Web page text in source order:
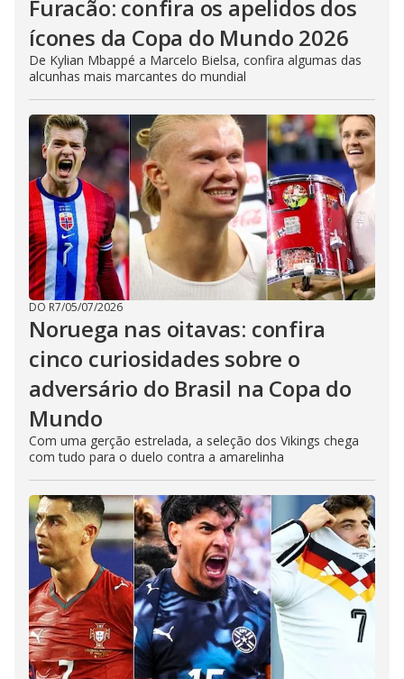
Furacão: confira os apelidos dos
ícones da Copa do Mundo 2026
De Kylian Mbappé a Marcelo Bielsa, confira algumas das
alcunhas mais marcantes do mundial
DO R7/05/07/2026
Noruega nas oitavas: confira
cinco curiosidades sobre o
adversário do Brasil na Copa do
Mundo
Com uma gerção estrelada, a seleção dos Vikings chega
com tudo para o duelo contra a amarelinha